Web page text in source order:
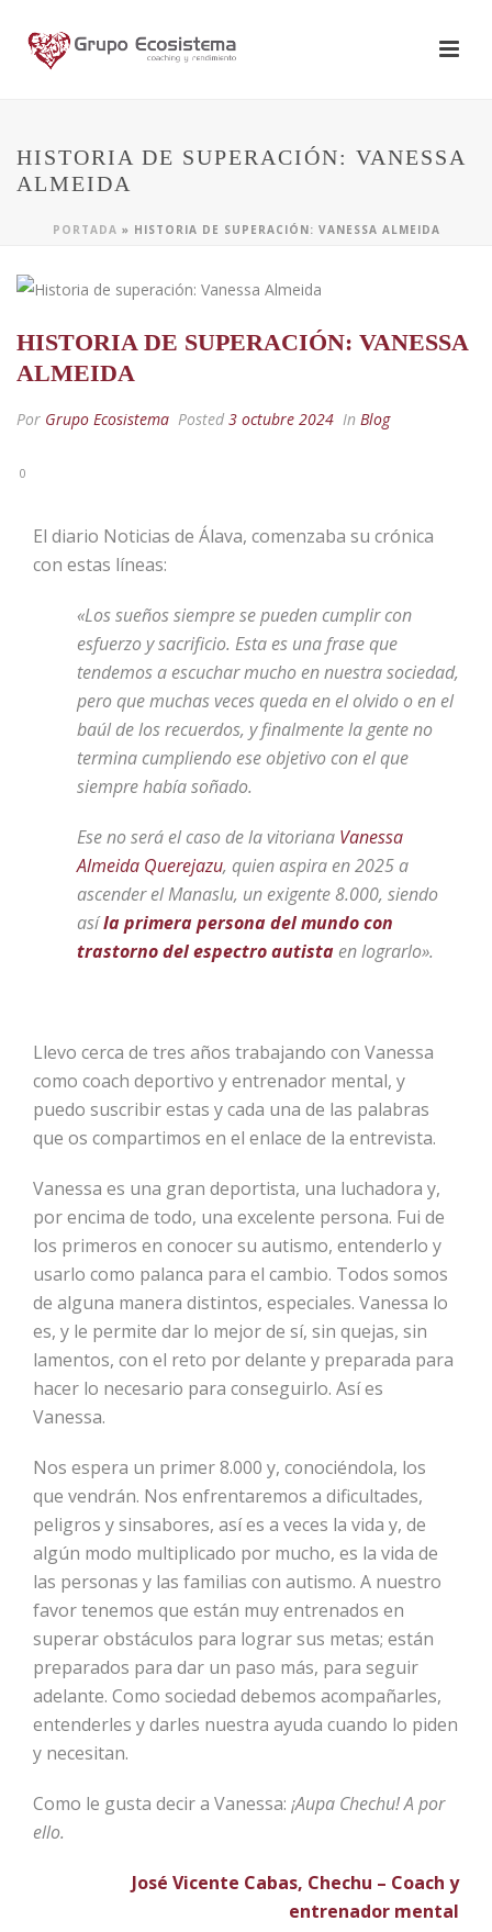
HISTORIA DE SUPERACIÓN: VANESSA
ALMEIDA
PORTADA » HISTORIA DE SUPERACIÓN: VANESSA ALMEIDA
HISTORIA DE SUPERACIÓN: VANESSA
ALMEIDA
Por Grupo Ecosistema Posted 3 octubre 2024 In Blog
0
El diario Noticias de Álava, comenzaba su crónica
con estas líneas:
«Los sueños siempre se pueden cumplir con
esfuerzo y sacrificio. Esta es una frase que
tendemos a escuchar mucho en nuestra sociedad,
pero que muchas veces queda en el olvido o en el
baúl de los recuerdos, y finalmente la gente no
termina cumpliendo ese objetivo con el que
siempre había soñado.
Ese no será el caso de la vitoriana Vanessa
Almeida Querejazu, quien aspira en 2025 a
ascender el Manaslu, un exigente 8.000, siendo
asíla primera persona del mundo con
trastorno del espectro autista en lograrlo».
Llevo cerca de tres años trabajando con Vanessa
como coach deportivo y entrenador mental, y
puedo suscribir estas y cada una de las palabras
que os compartimos en el enlace de la entrevista.
Vanessa es una gran deportista, una luchadora y,
por encima de todo, una excelente persona. Fui de
los primeros en conocer su autismo, entenderlo y
usarlo como palanca para el cambio. Todos somos
de alguna manera distintos, especiales. Vanessa lo
es, y le permite dar lo mejor de sí, sin quejas, sin
lamentos, con el reto por delante y preparada para
hacer lo necesario para conseguirlo. Así es
Vanessa.
Nos espera un primer 8.000 y, conociéndola, los
que vendrán. Nos enfrentaremos a dificultades,
peligros y sinsabores, así es a veces la vida y, de
algún modo multiplicado por mucho, es la vida de
las personas y las familias con autismo. A nuestro
favor tenemos que están muy entrenados en
superar obstáculos para lograr sus metas; están
preparados para dar un paso más, para seguir
adelante. Como sociedad debemos acompañarles,
entenderles y darles nuestra ayuda cuando lo piden
y necesitan.
Como le gusta decir a Vanessa: ¡Aupa Chechu! A por
ello.
José Vicente Cabas, Chechu – Coach y
entrenador mental